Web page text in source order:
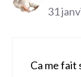
31
Ca me fait